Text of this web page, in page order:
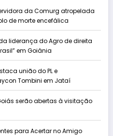
da Comurg atropelada
de morte encefálica
liderança do Agro de direita
em Goiânia
união do PL e
Tombini em Jataí
serão abertas à visitação
para Acertar no Amigo